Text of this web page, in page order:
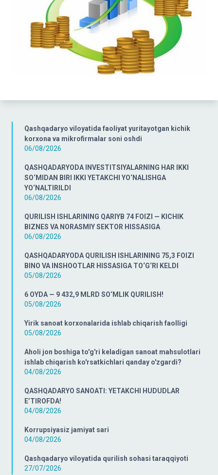
Qashqadaryo viloyatida faoliyat yuritayotgan kichik
korxona va mikrofirmalar soni oshdi
06/08/2026
QASHQADARYODA INVESTITSIYALARNING HAR IKKI
SO‘MIDAN BIRI IKKI YETAKCHI YO‘NALISHGA
YO‘NALTIRILDI
06/08/2026
QURILISH ISHLARINING QARIYB 74 FOIZI — KICHIK
BIZNES VA NORASMIY SEKTOR HISSASIGA
06/08/2026
QASHQADARYODA QURILISH ISHLARINING 75,3 FOIZI
BINO VA INSHOOTLAR HISSASIGA TO‘G‘RI KELDI
05/08/2026
6 OYDA — 9 432,9 MLRD SO‘MLIK QURILISH!
05/08/2026
Yirik sanoat korxonalarida ishlab chiqarish faolligi
05/08/2026
Aholi jon boshiga to'g'ri keladigan sanoat mahsulotlari
ishlab chiqarish ko'rsatkichlari qanday o'zgardi?
04/08/2026
QASHQADARYO SANOATI: YETAKCHI HUDUDLAR
E’TIROFDA!
04/08/2026
Korrupsiyasiz jamiyat sari
04/08/2026
Qashqadaryo viloyatida qurilish sohasi taraqqiyoti
27/07/2026